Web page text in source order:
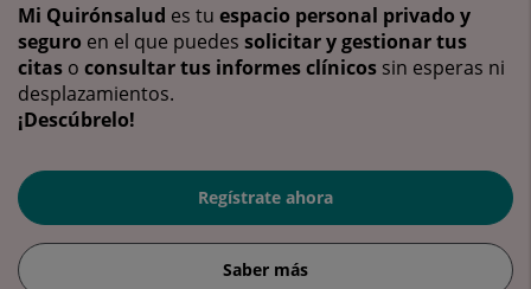
Mi Quirónsalud es tu espacio personal privado y
seguro en el que puedes solicitar y gestionar tus
citas o consultar tus informes clínicos sin esperas ni
desplazamientos.
¡Descúbrelo!
Regístrate ahora
Saber más